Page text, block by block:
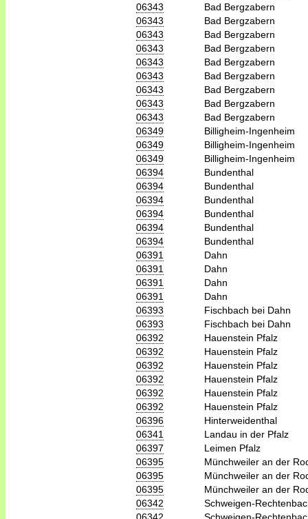
06343
Bad Bergzabern
06343
Bad Bergzabern
06343
Bad Bergzabern
06343
Bad Bergzabern
06343
Bad Bergzabern
06343
Bad Bergzabern
06343
Bad Bergzabern
06343
Bad Bergzabern
06343
Bad Bergzabern
06349
Billigheim-Ingenheim
06349
Billigheim-Ingenheim
06349
Billigheim-Ingenheim
06394
Bundenthal
06394
Bundenthal
06394
Bundenthal
06394
Bundenthal
06394
Bundenthal
06394
Bundenthal
06391
Dahn
06391
Dahn
06391
Dahn
06391
Dahn
06393
Fischbach bei Dahn
06393
Fischbach bei Dahn
06392
Hauenstein Pfalz
06392
Hauenstein Pfalz
06392
Hauenstein Pfalz
06392
Hauenstein Pfalz
06392
Hauenstein Pfalz
06392
Hauenstein Pfalz
06396
Hinterweidenthal
06341
Landau in der Pfalz
06397
Leimen Pfalz
06395
Münchweiler an der
06395
Münchweiler an der
06395
Münchweiler an der
06342
Schweigen-